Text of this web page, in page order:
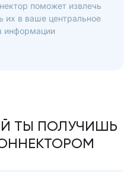
поможет извлечь
их в ваше центральное
информации
ТЫ ПОЛУЧИШЬ